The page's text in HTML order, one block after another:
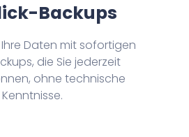
Backups
Daten mit sofortigen
die Sie jederzeit
ohne technische
Kenntnisse.